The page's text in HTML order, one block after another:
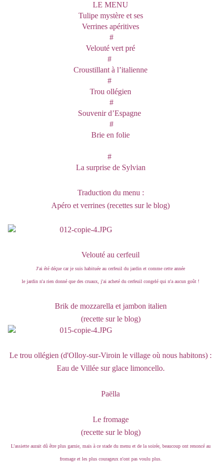
LE MENU
Tulipe mystère et ses
Verrines apéritives
#
Velouté vert pré
#
Croustillant à l’italienne
#
Trou ollégien
#
Souvenir d’Espagne
#
Brie en folie
#
La surprise de Sylvian
Traduction du menu :
Apéro et verrines (recettes sur le blog)
Velouté au cerfeuil
J'ai été déçue car je suis habituée au cerfeuil du jardin et comme cette année
le jardin n'a rien donné que des cruaux, j'ai acheté du cerfeuil congelé qui n'a aucun goût !
Brik de mozzarella et jambon italien
(recette sur le blog)
Le trou ollégien (d'Olloy-sur-Viroin le village où nous habitons) :
Eau de Villée sur glace limoncello.
Paëlla
Le fromage
(recette sur le blog)
L'assiette aurait dû être plus garnie, mais à ce stade du menu et de la soirée, beaucoup ont renoncé au
fromage et les plus courageux n'ont pas voulu plus.